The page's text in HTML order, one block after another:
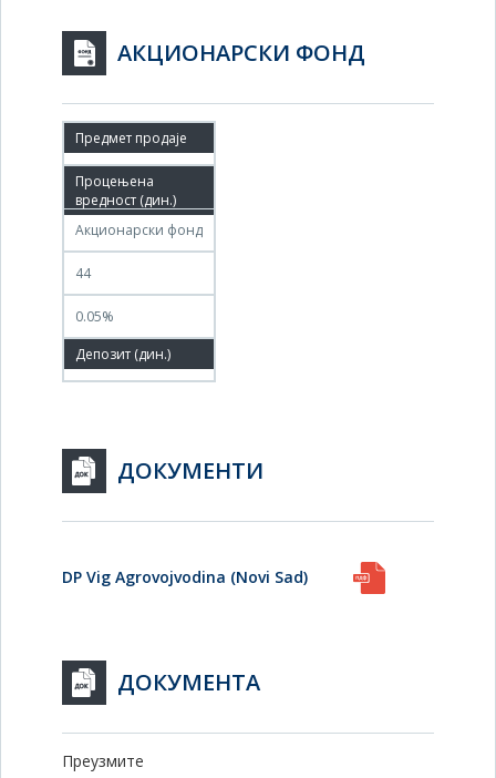
АКЦИОНАРСКИ ФОНД
15.12.2010
14.03.2011
Акционарски фонд
44
0.05%
100.00%
ДОКУМЕНТИ
DP Vig Agrovojvodina (Novi Sad)
ДОКУМЕНТА
Преузмите